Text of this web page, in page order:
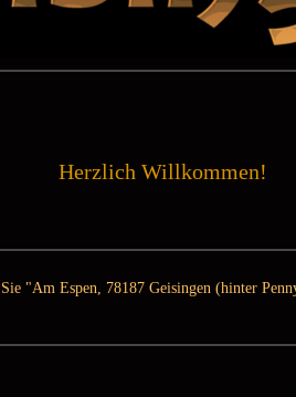
Herzlich Willkommen!
"Am Espen, 78187 Geisingen (hinter